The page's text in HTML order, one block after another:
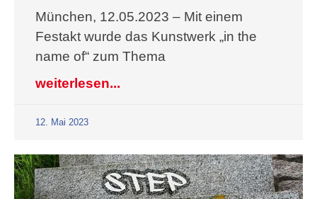
München, 12.05.2023 – Mit einem
Festakt wurde das Kunstwerk „in the
name of“ zum Thema
weiterlesen...
12. Mai 2023